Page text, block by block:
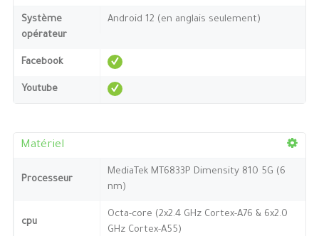
Système
opérateur
Android 12 (en anglais seulement)
Facebook
Youtube
Matériel
Processeur
MediaTek MT6833P Dimensity 810 5G (6
nm)
cpu
Octa-core (2x2.4 GHz Cortex-A76 & 6x2.0
GHz Cortex-A55)